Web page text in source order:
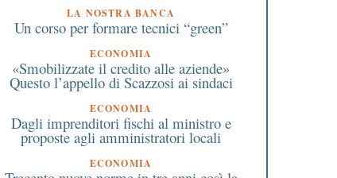
LA NOSTRA BANCA
Un corso per formare tecnici “green”
ECONOMIA
«Smobilizzate il credito alle aziende»
Questo l’appello di Scazzosi ai sindaci
ECONOMIA
Dagli imprenditori fischi al ministro e
proposte agli amministratori locali
ECONOMIA